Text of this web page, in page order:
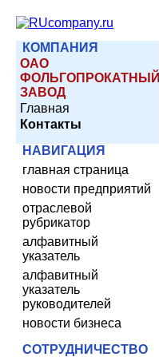
КОМПАНИЯ
ОАО
ФОЛЬГОПРОКАТНЫЙ
ЗАВОД
Главная
Контакты
НАВИГАЦИЯ
главная страница
новости предприятий
отраслевой
рубрикатор
алфавитный
указатель
алфавитный
указатель
руководителей
новости бизнеса
СОТРУДНИЧЕСТВО